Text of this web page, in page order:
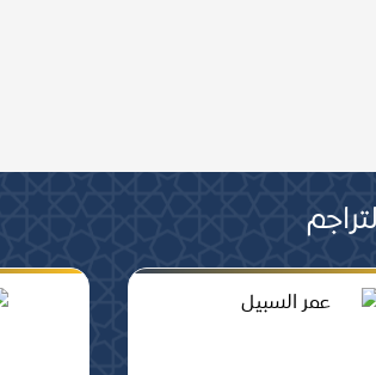
من أهلِ مكة المعاصرين.